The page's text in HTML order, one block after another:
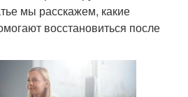
мы расскажем, какие
восстановиться после